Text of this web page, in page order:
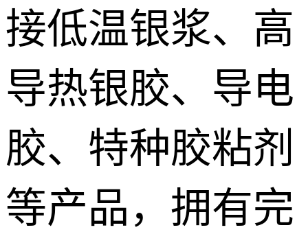
接低温银浆、高
导热银胶、导电
胶、特种胶粘剂
等产品，拥有完